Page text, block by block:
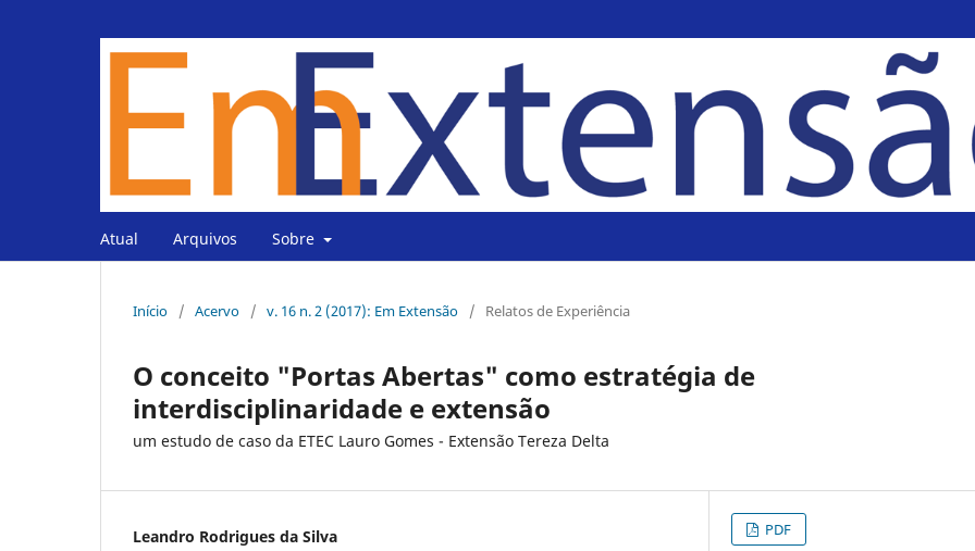
Atual Arquivos Sobre
Início / Acervo / v. 16 n. 2 (2017): Em Extensão / Relatos de Experiência
O conceito "Portas Abertas" como estratégia de
interdisciplinaridade e extensão
um estudo de caso da ETEC Lauro Gomes - Extensão Tereza Delta
Leandro Rodrigues da Silva PDF